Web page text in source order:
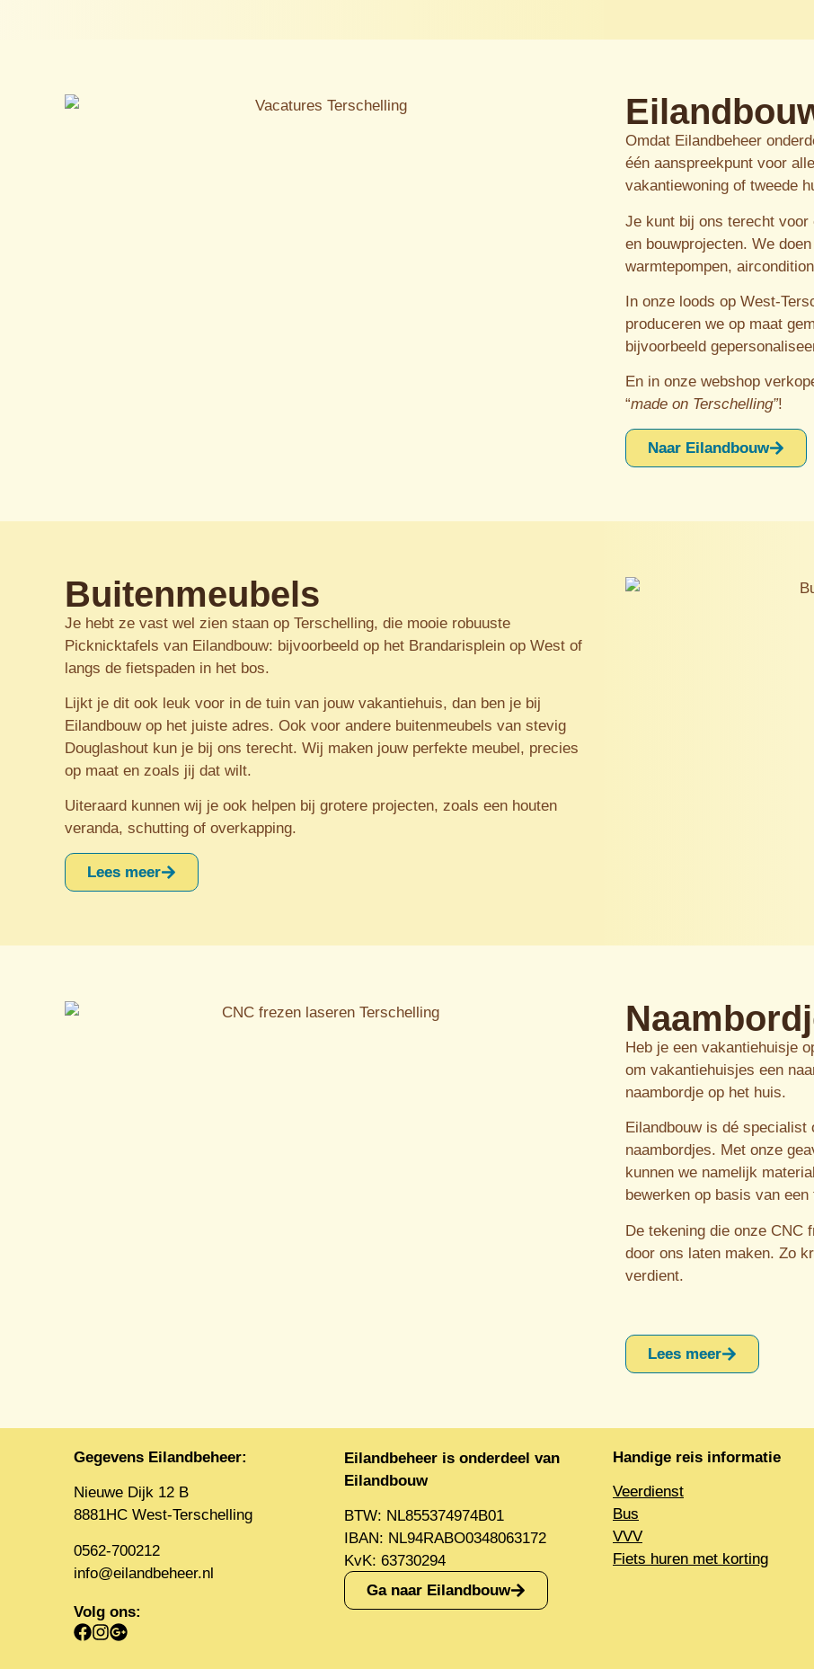
Omdat Eilandbeheer
één aanspreekpunt voor
vakantiewoning of tweede
Je kunt bij ons terecht voor
en bouwprojecten. We
warmtepompen,
In onze loods op West-
produceren we op maat
bijvoorbeeld
En in onze webshop
“made on Terschelling”!
Naar Eilandbouw
Buitenmeubels
Je hebt ze vast wel zien staan op Terschelling, die mooie robuuste
Picknicktafels van Eilandbouw: bijvoorbeeld op het Brandarisplein op West of
langs de fietspaden in het bos.
Lijkt je dit ook leuk voor in de tuin van jouw vakantiehuis, dan ben je bij
Eilandbouw op het juiste adres. Ook voor andere buitenmeubels van stevig
Douglashout kun je bij ons terecht. Wij maken jouw perfekte meubel, precies
op maat en zoals jij dat wilt.
Uiteraard kunnen wij je ook helpen bij grotere projecten, zoals een houten
veranda, schutting of overkapping.
Lees meer
Heb je een vakantiehuisje
om vakantiehuisjes een
naambordje op het huis.
Eilandbouw is dé specialist
naambordjes. Met onze
kunnen we namelijk
bewerken op basis van een
De tekening die onze CNC
door ons laten maken. Zo
verdient.
Lees meer
Gegevens Eilandbeheer:
Nieuwe Dijk 12 B
8881HC West-Terschelling
0562-700212
info@eilandbeheer.nl
Volg ons:
Eilandbeheer is onderdeel van
Eilandbouw
BTW: NL855374974B01
IBAN: NL94RABO0348063172
KvK: 63730294
Ga naar Eilandbouw
Handige reis informatie
Veerdienst
Bus
VVV
Fiets huren met korting